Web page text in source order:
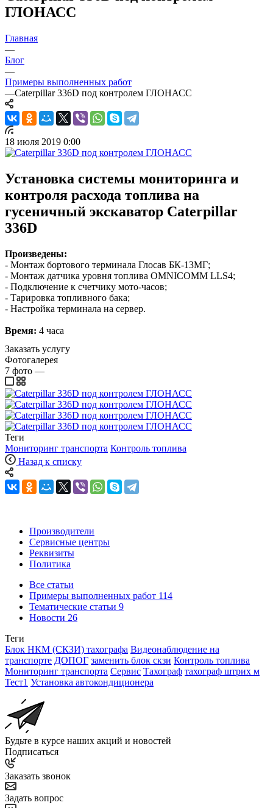
ГЛОНАСС
Главная
—
Блог
—
Примеры выполненных работ
—Caterpillar 336D под контролем ГЛОНАСС
18 июля 2019 0:00
Установка системы мониторинга и
контроля расхода топлива на
гусеничный экскаватор Caterpillar
336D
Произведены:
- Монтаж бортового терминала Глосав БК-13МГ;
- Монтаж датчика уровня топлива OMNICOMM LLS4;
- Подключение к счетчику мото-часов;
- Тарировка топливного бака;
- Настройка терминала на сервер.
Время: 4 часа
Заказать услугу
Фотогалерея
7 фото —
Теги
Мониторинг транспорта Контроль топлива
Назад к списку
Производители
Сервисные центры
Реквизиты
Политика
Все статьи
Примеры выполненных работ 114
Тематические статьи 9
Новости 26
Теги
Блок НКМ (СКЗИ) тахографа Видеонаблюдение на
транспорте ДОПОГ заменить блок скзи Контроль топлива
Мониторинг транспорта Сервис Тахограф тахограф штрих м
Тест1 Установка автокондиционера
Будьте в курсе наших акций и новостей
Подписаться
Заказать звонок
Задать вопрос